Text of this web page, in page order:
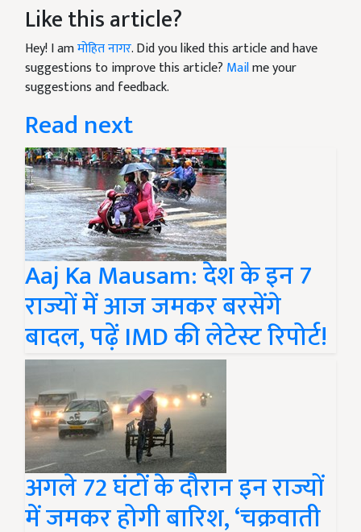
Like this article?
Hey! I amमोहित नागर. Did you liked this article and have
suggestions to improve this article? Mailme your
suggestions and feedback.
Read next
Aaj Ka Mausam: देश के इन 7
राज्यों में आज जमकर बरसेंगे
बादल, पढ़ें IMD की लेटेस्ट रिपोर्ट!
अगले 72 घंटों के दौरान इन राज्यों
में जमकर होगी बारिश, ‘चक्रवाती